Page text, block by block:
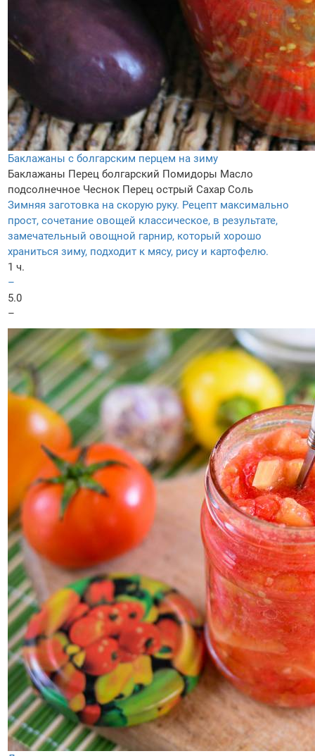
Баклажаны с болгарским перцем на зиму
Баклажаны Перец болгарский Помидоры Масло
подсолнечное Чеснок Перец острый Сахар Соль
Зимняя заготовка на скорую руку. Рецепт максимально
прост, сочетание овощей классическое, в результате,
замечательный овощной гарнир, который хорошо
храниться зиму, подходит к мясу, рису и картофелю.
1 ч.
–
5.0
–